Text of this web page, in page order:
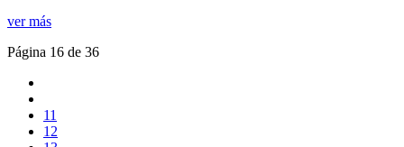
ver más
Página 16 de 36
11
12